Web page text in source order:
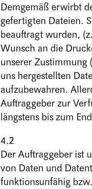
Demgemäß erwirbt
gefertigten Dateien.
beauftragt wurden,
Wunsch an die
unserer Zustimmung
uns hergestellten
aufzubewahren.
Auftraggeber zur
längstens bis zum
4.2
Der Auftraggeber ist
von Daten und
funktionsunfähig